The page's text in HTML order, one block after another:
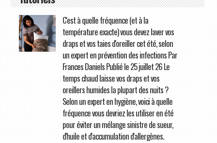
C'est à quelle fréquence (et à la
température exacte) vous devez laver vos
draps et vos taies d'oreiller cet été, selon
un expert en prévention des infections Par
Frances Daniels Publié le 25 juillet 26 Le
temps chaud laisse vos draps et vos
oreillers humides la plupart des nuits ?
Selon un expert en hygiène, voici à quelle
fréquence vous devriez les utiliser en été
pour éviter un mélange sinistre de sueur,
d'huile et d'accumulation d'allergènes.